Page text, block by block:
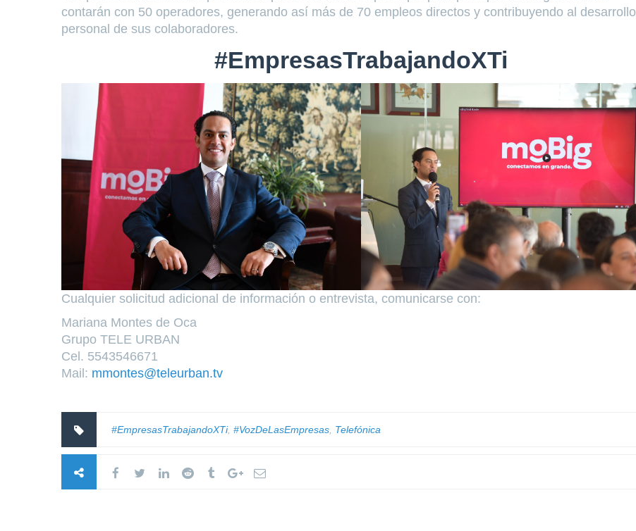
contarán con 50 operadores, generando así más de 70 empleos directos y contribuyendo al desarrollo
personal de sus colaboradores.
#EmpresasTrabajandoXTi
Cualquier solicitud adicional de información o entrevista, comunicarse con:
Mariana Montes de Oca
Grupo TELE URBAN
Cel. 5543546671
Mail: mmontes@teleurban.tv
#EmpresasTrabajandoXTi, #VozDeLasEmpresas, Telefónica